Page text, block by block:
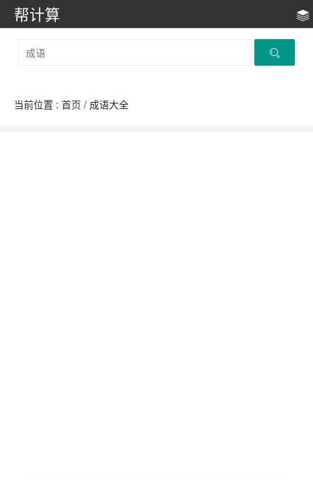
帮计算
当前位置 : 首页 / 成语大全